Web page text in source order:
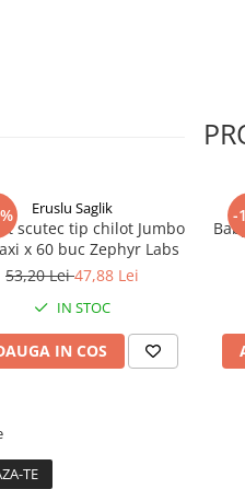
Eruslu Saglik
scutec tip chilot Jumbo
x 60 buc Zephyr Labs
53,20 Lei47,88 Lei
IN STOC
IN COS
-